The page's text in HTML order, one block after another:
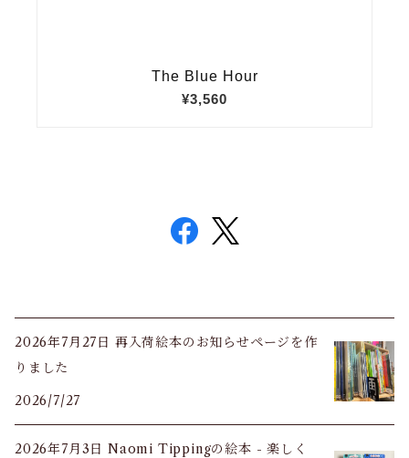
2026年7月27日 再入荷絵本のお知らせページを作
りました
2026/7/27
2026年7月3日 Naomi Tippingの絵本 - 楽しく